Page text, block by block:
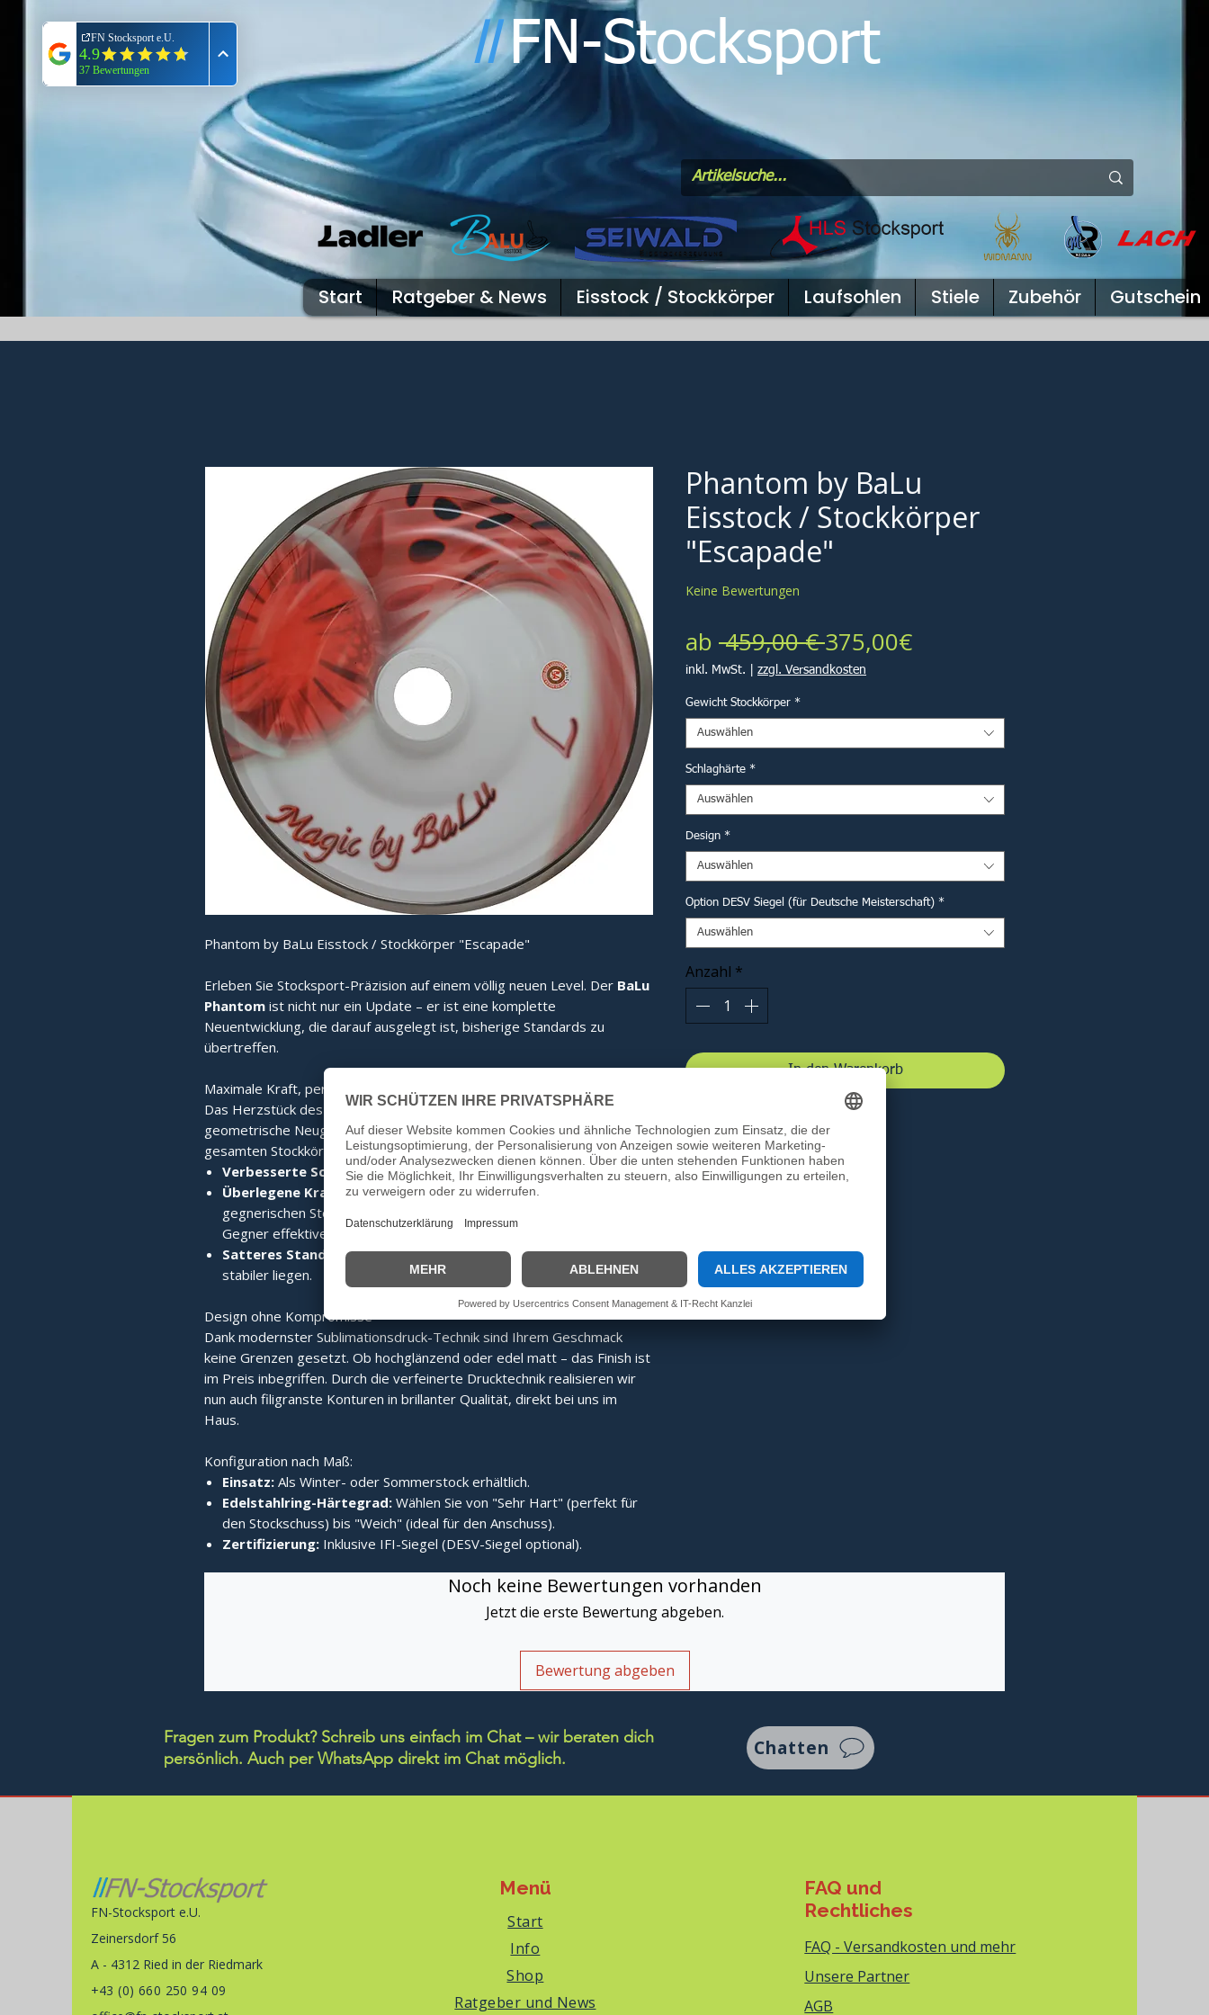
llFN-Stocksport
Start Ratgeber & News Eisstock / Stockkörper Laufsohlen Stiele Zubehör Gutschein
Phantom by BaLu Eisstock / Stockkörper "Escapade"
Erleben Sie Stocksport-Präzision auf einem völlig neuen Level. Der BaLu
Phantom ist nicht nur ein Update – er ist eine komplette
Neuentwicklung, die darauf ausgelegt ist, bisherige Standards zu
übertreffen.
Maximale Kraft, perfekter Stand
Das Herzstück des Phantom ist seine revolutionäre Haubenform. Diese
geometrische Neugestaltung sorgt für eine optimale Kraftverteilung im
gesamten Stockkörper. Das Ergebnis spüren Sie bei jedem Schuss:
Verbesserte Schlagkraft:Die Energie wird effizienter gebündelt.
Überlegene Kraftübertragung:Beim Kontakt mit dem
gegnerischen Stock wird die Energie direkter übertragen, was den
Gegner effektiver verdrängt.
Satteres Standvermögen:Der Stock bleibt nach dem Treffer
stabiler liegen.
Design ohne Kompromisse
Dank modernster Sublimationsdruck-Technik sind Ihrem Geschmack
keine Grenzen gesetzt. Ob hochglänzend oder edel matt – das Finish ist
im Preis inbegriffen. Durch die verfeinerte Drucktechnik realisieren wir
nun auch filigranste Konturen in brillanter Qualität, direkt bei uns im
Haus.
Konfiguration nach Maß:
Einsatz: Als Winter- oder Sommerstock erhältlich.
Edelstahlring-Härtegrad: Wählen Sie von "Sehr Hart" (perfekt für
den Stockschuss) bis "Weich" (ideal für den Anschuss).
Zertifizierung: Inklusive IFI-Siegel (DESV-Siegel optional).
Phantom by BaLu
Eisstock / Stockkörper
"Escapade"
Keine Bewertungen
ab 459,00 € Standardpreis
375,00€Sale-
inkl. MwSt. zzgl. Versandkosten
Gewicht Stockkörper *
Auswählen
Schlaghärte *
Auswählen
Design *
Auswählen
Option DESV Siegel (für Deutsche Meisterschaft) *
Auswählen
Anzahl *
In den Warenkorb
Noch keine Bewertungen vorhanden
Jetzt die erste Bewertung abgeben.
Bewertung abgeben
Fragen zum Produkt? Schreib uns einfach im Chat – wir beraten dich
persönlich. Auch per WhatsApp direkt im Chat möglich. Chatten
FN-Stocksport e.U.
Zeinersdorf 56
A - 4312 Ried in der Riedmark
+43 (0) 660 250 94 09
Menü
Start
Info
Shop
Ratgeber und News
FAQ und
Rechtliches
FAQ - Versandkosten und mehr
Unsere Partner
AGB